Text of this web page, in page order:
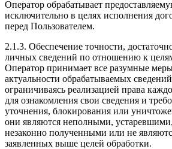
Оператор обрабатывает
исключительно в целях исполнения
перед Пользователем.
2.1.3. Обеспечение точности,
личных сведений по отношению к
Оператор принимает все разумные
актуальности обрабатываемых
ограничиваясь реализацией права
для ознакомления свои сведения и
уточнения, блокирования или
они являются неполными,
незаконно полученными или не
заявленных выше целей обработки.